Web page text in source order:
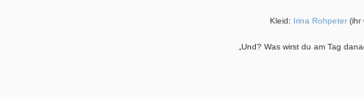
Kleid: Irina Rohpeter (ihr
„Und? Was wirst du am Tag